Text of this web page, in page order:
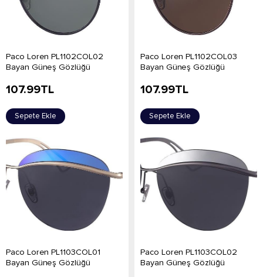
Paco Loren PL1102COL02
Bayan Güneş Gözlüğü
107.99TL
Sepete Ekle
Paco Loren PL1102COL03
Bayan Güneş Gözlüğü
107.99TL
Sepete Ekle
Paco Loren PL1103COL01
Bayan Güneş Gözlüğü
Paco Loren PL1103COL02
Bayan Güneş Gözlüğü